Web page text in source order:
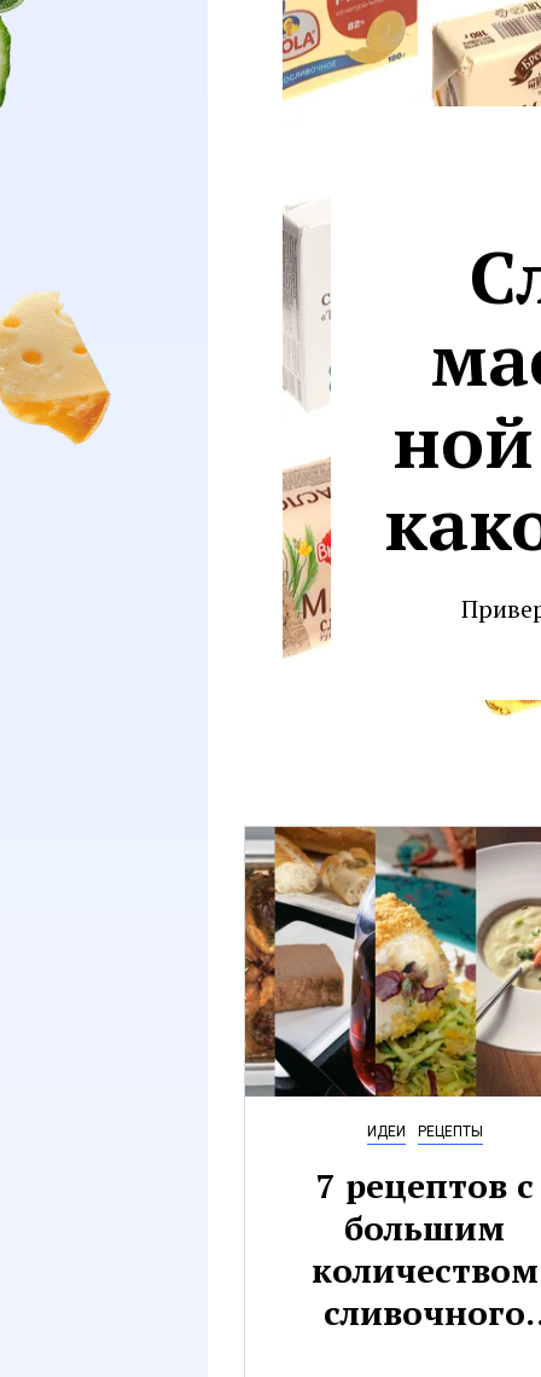
ИДЕИ РЕЦЕПТЫ
7 рецептов с
большим
количеством
сливочного